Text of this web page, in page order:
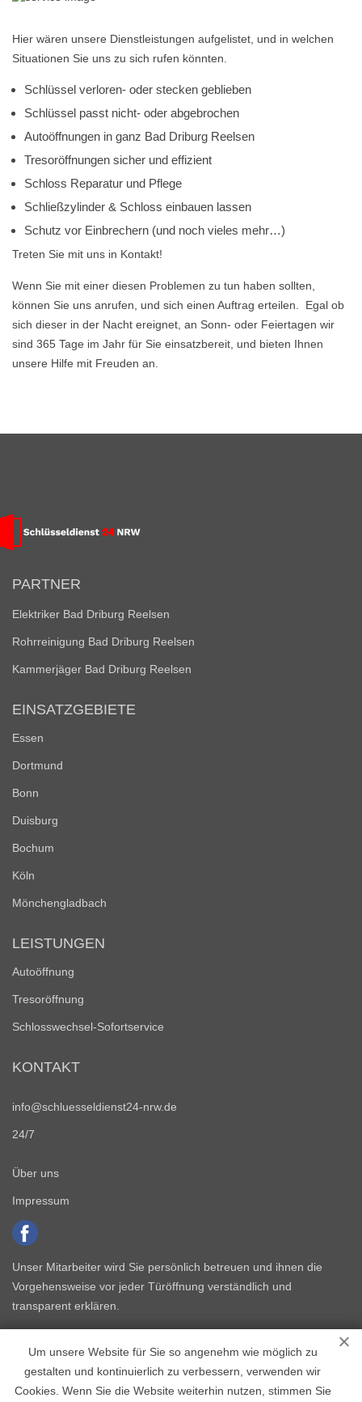
Hier wären unsere Dienstleistungen aufgelistet, und in welchen
Situationen Sie uns zu sich rufen könnten.
Schlüssel verloren- oder stecken geblieben
Schlüssel passt nicht- oder abgebrochen
Autoöffnungen in ganz Bad Driburg Reelsen
Tresoröffnungen sicher und effizient
Schloss Reparatur und Pflege
Schließzylinder & Schloss einbauen lassen
Schutz vor Einbrechern (und noch vieles mehr…)
Treten Sie mit uns in Kontakt!
Wenn Sie mit einer diesen Problemen zu tun haben sollten,
können Sie uns anrufen, und sich einen Auftrag erteilen. Egal ob
sich dieser in der Nacht ereignet, an Sonn- oder Feiertagen wir
sind 365 Tage im Jahr für Sie einsatzbereit, und bieten Ihnen
unsere Hilfe mit Freuden an.
Um unsere Website für Sie so angenehm wie möglich zu
gestalten und kontinuierlich zu verbessern, verwenden wir
Cookies. Wenn Sie die Website weiterhin nutzen, stimmen Sie
PARTNER
Elektriker Bad Driburg Reelsen
Rohrreinigung Bad Driburg Reelsen
Kammerjäger Bad Driburg Reelsen
EINSATZGEBIETE
Essen
Dortmund
Bonn
Duisburg
Bochum
Köln
Mönchengladbach
LEISTUNGEN
Autoöffnung
Tresoröffnung
Schlosswechsel-Sofortservice
KONTAKT
info@schluesseldienst24-nrw.de
24/7
Über uns
Impressum
Unser Mitarbeiter wird Sie persönlich betreuen und ihnen die
Vorgehensweise vor jeder Türöffnung verständlich und
transparent erklären.